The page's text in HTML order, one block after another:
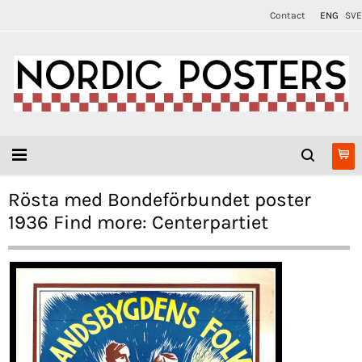
Contact ENG SVE
Rösta med Bondeförbundet poster
1936 Find more: Centerpartiet